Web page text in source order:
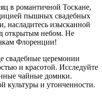
в романтичной Тоскане,
пышных свадебных
насладитесь изысканной
открытым небом. Не
Флоренции!
свадебные церемонии
и красотой. Исследуйте
чайные домики.
культуры и утонченности.